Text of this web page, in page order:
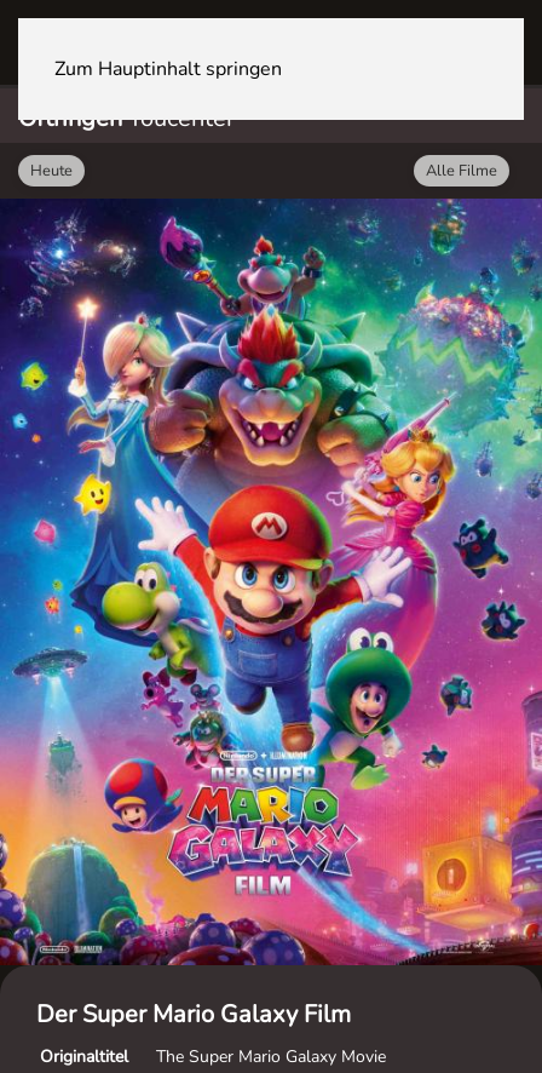
Zum Hauptinhalt springen
OftringenYoucenter
Heute Alle Filme
Der Super Mario Galaxy Film
Originaltitel
The Super Mario Galaxy Movie